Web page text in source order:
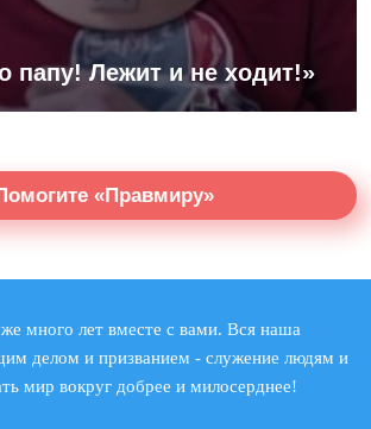
папу! Лежит и не ходит!»
«Правмиру»
много лет вместе с вами. Вся наша
делом и призванием - служение людям и
мир вокруг добрее и милосерднее!